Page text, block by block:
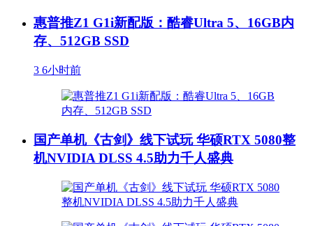
惠普推Z1 G1i新配版：酷睿Ultra 5、16GB内
存、512GB SSD
3 6小时前
国产单机《古剑》线下试玩 华硕RTX 5080整
机NVIDIA DLSS 4.5助力千人盛典